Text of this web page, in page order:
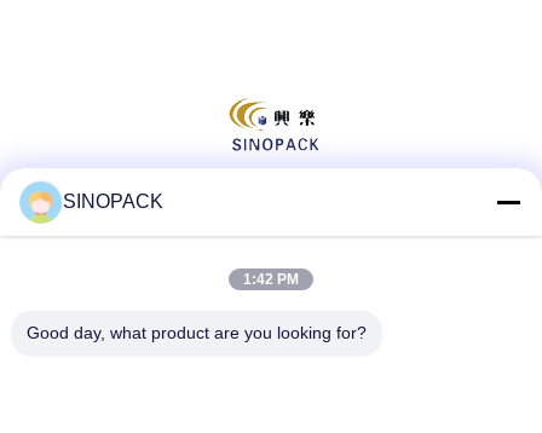
Contatto rapido
SINOPACK
1:42 PM
Good day, what product are you looking for?